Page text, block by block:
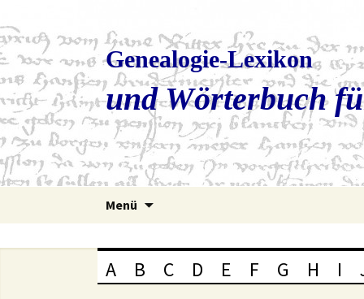
Genealogie-Lexikon
und Wörterbuch
Menü
A B C D E F G H I